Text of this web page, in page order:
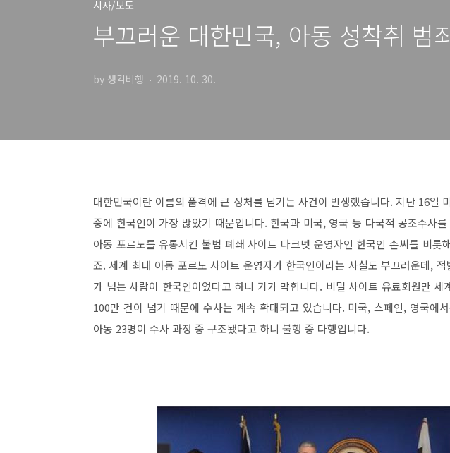
시사/보도
부끄러운 대한민국, 아동 성착취 범
by 생각비행 2019. 10. 30.
대한민국이란 이름의 품격에 큰 상처를 남기는 사건이 발생했습니다. 지난 16일
중에 한국인이 가장 많았기 때문입니다. 한국과 미국, 영국 등 다국적 공조수사
아동 포르노를 유통시킨 불법 폐쇄 사이트 다크넷 운영자인 한국인 손씨를 비롯
죠. 세계 최대 아동 포르노 사이트 운영자가 한국인이라는 사실도 부끄러운데,
가 넘는 사람이 한국인이었다고 하니 기가 막힙니다. 비밀 사이트 유료회원만
100만 건이 넘기 때문에 수사는 계속 확대되고 있습니다. 미국, 스페인, 영국에
아동 23명이 수사 과정 중 구조됐다고 하니 불행 중 다행입니다.